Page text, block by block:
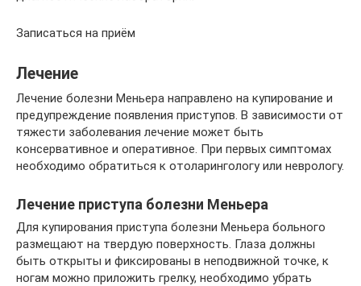
Записаться на приём
Лечение
Лечение болезни Меньера направлено на купирование и
предупреждение появления приступов. В зависимости от
тяжести заболевания лечение может быть
консервативное и оперативное. При первых симптомах
необходимо обратиться к отоларингологу или неврологу.
Лечение приступа болезни Меньера
Для купирования приступа болезни Меньера больного
размещают на твердую поверхность. Глаза должны
быть открыты и фиксированы в неподвижной точке, к
ногам можно приложить грелку, необходимо убрать